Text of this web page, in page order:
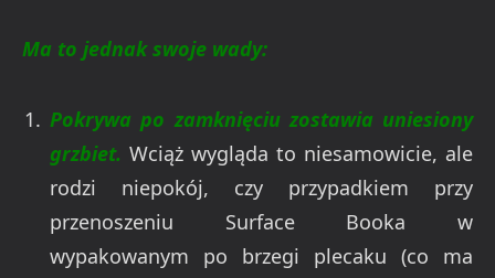
Ma to jednak swoje wady:
Pokrywa po zamknięciu zostawia uniesiony
grzbiet. Wciąż wygląda to niesamowicie, ale
rodzi niepokój, czy przypadkiem przy
przenoszeniu Surface Booka w
wypakowanym po brzegi plecaku (co ma